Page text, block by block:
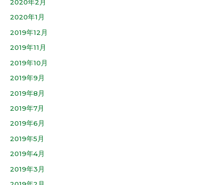
2020年2月
2020年1月
2019年12月
2019年11月
2019年10月
2019年9月
2019年8月
2019年7月
2019年6月
2019年5月
2019年4月
2019年3月